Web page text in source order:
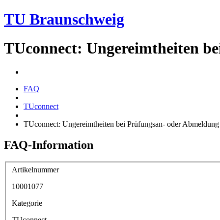
TU Braunschweig
TUconnect: Ungereimtheiten
FAQ
TUconnect
TUconnect: Ungereimtheiten bei Prüfungsan- oder Abmeldung
FAQ-Information
Artikelnummer
10001077
Kategorie